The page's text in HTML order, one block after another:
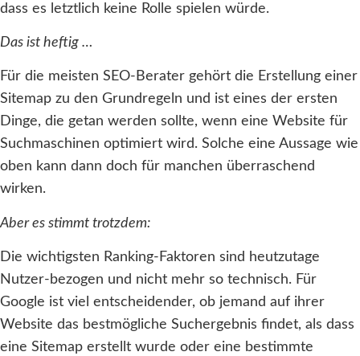
dass es letztlich keine Rolle spielen würde.
Das ist heftig …
Für die meisten SEO-Berater gehört die Erstellung einer
Sitemap zu den Grundregeln und ist eines der ersten
Dinge, die getan werden sollte, wenn eine Website für
Suchmaschinen optimiert wird. Solche eine Aussage wie
oben kann dann doch für manchen überraschend
wirken.
Aber es stimmt trotzdem:
Die wichtigsten Ranking-Faktoren sind heutzutage
Nutzer-bezogen und nicht mehr so technisch. Für
Google ist viel entscheidender, ob jemand auf ihrer
Website das bestmögliche Suchergebnis findet, als dass
eine Sitemap erstellt wurde oder eine bestimmte